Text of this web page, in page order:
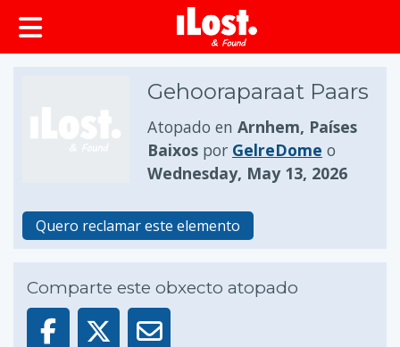
Gehooraparaat Paars
Atopado en Arnhem, Países
Baixos por GelreDome o
Wednesday, May 13, 2026
Quero reclamar este elemento
Comparte este obxecto atopado